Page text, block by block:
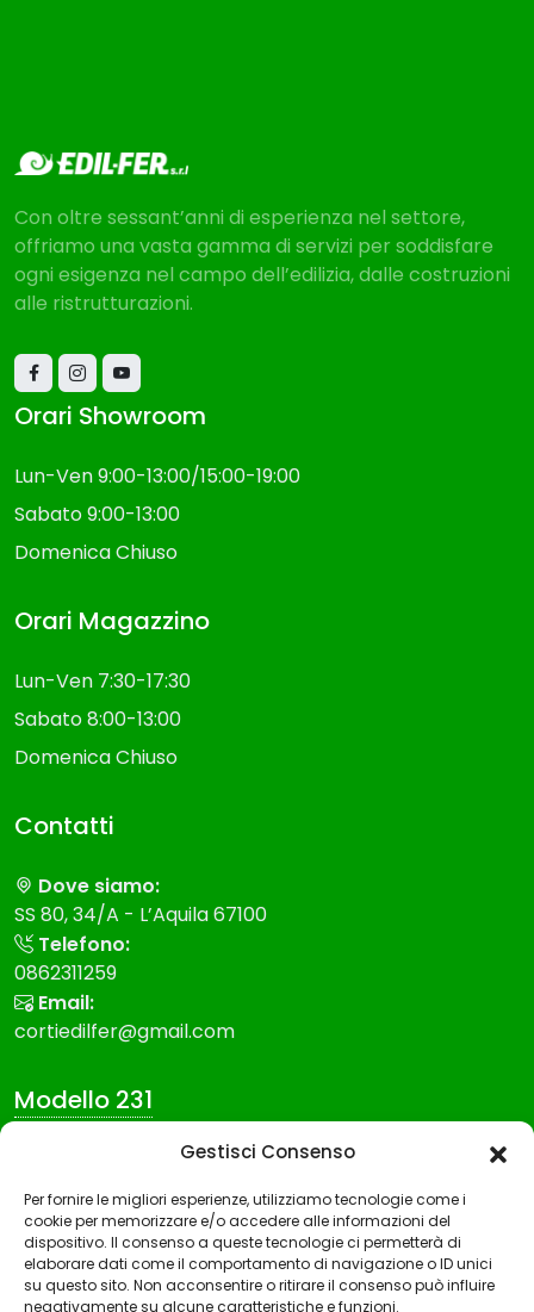
Gestisci Consenso
Per fornire le migliori esperienze, utilizziamo tecnologie come i
cookie per memorizzare e/o accedere alle informazioni del
dispositivo. Il consenso a queste tecnologie ci permetterà di
elaborare dati come il comportamento di navigazione o ID unici
su questo sito. Non acconsentire o ritirare il consenso può influire
negativamente su alcune caratteristiche e funzioni.
Con oltre sessant’anni di esperienza nel settore,
offriamo una vasta gamma di servizi per soddisfare
ogni esigenza nel campo dell’edilizia, dalle costruzioni
alle ristrutturazioni.
Orari Showroom
Lun-Ven 9:00-13:00/15:00-19:00
Sabato 9:00-13:00
Domenica Chiuso
Orari Magazzino
Lun-Ven 7:30-17:30
Sabato 8:00-13:00
Domenica Chiuso
Contatti
Dove siamo:
SS 80, 34/A - L’Aquila 67100
Telefono:
0862311259
Email:
cortiedilfer@gmail.com
Modello 231
Modello Organizzazione gestione e controllo
Codice etico
Whistleblowing